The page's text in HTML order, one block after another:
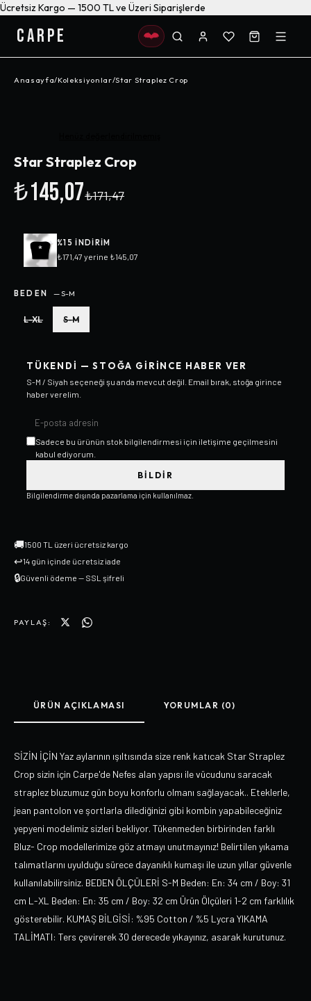
Ücretsiz Kargo — 1500 TL ve Üzeri Siparişlerde
CARPE
Anasayfa/Koleksiyonlar/Star Straplez Crop
Star Straplez Crop
₺145,07₺171,47
%15 INDIRIM
₺171,47 yerine ₺145,07
BEDEN —S-M
L-XL S-M
TÜKENDI — STOĞA GIRINCE HABER VER
S-M / Siyah seçeneği şu anda mevcut değil. Email bırak, stoğa girince
haber verelim.
Sadece bu ürünün stok bilgilendirmesi için iletişime geçilmesini
kabul ediyorum.
BILDIR
Bilgilendirme dışında pazarlama için kullanılmaz.
🚚1500 TL üzeri ücretsiz kargo
↩14 gün içinde ücretsiz iade
🔒Güvenli ödeme — SSL şifreli
PAYLAŞ:
ÜRÜN AÇIKLAMASI YORUMLAR (0)
SİZİN İÇİN Yaz aylarının ışıltısında size renk katıcak Star Straplez
Crop sizin için Carpe'de Nefes alan yapısı ile vücudunu saracak
straplez bluzumuz gün boyu konforlu olmanı sağlayacak.. Eteklerle,
jean pantolon ve şortlarla dilediğinizi gibi kombin yapabileceğiniz
yepyeni modelimiz sizleri bekliyor. Tükenmeden birbirinden farklı
Bluz- Crop modellerimize göz atmayı unutmayınız! Belirtilen yıkama
talımatlarını uyulduğu sürece dayanıklı kumaşı ile uzun yıllar güvenle
kullanılabilirsiniz. BEDEN ÖLÇÜLERİ S-M Beden: En: 34 cm / Boy: 31
cm L-XL Beden: En: 35 cm / Boy: 32 cm Ürün Ölçüleri 1-2 cm farklılık
gösterebilir. KUMAŞ BİLGİSİ: %95 Cotton / %5 Lycra YIKAMA
TALİMATI: Ters çevirerek 30 derecede yıkayınız, asarak kurutunuz.